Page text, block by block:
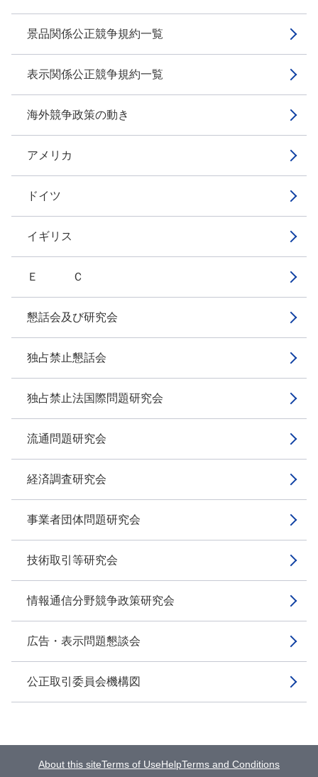
景品関係公正競争規約一覧
表示関係公正競争規約一覧
海外競争政策の動き
アメリカ
ドイツ
イギリス
Ｅ Ｃ
懇話会及び研究会
独占禁止懇話会
独占禁止法国際問題研究会
流通問題研究会
経済調査研究会
事業者団体問題研究会
技術取引等研究会
情報通信分野競争政策研究会
広告・表示問題懇談会
公正取引委員会機構図
About this siteTerms of UseHelpTerms and Conditions